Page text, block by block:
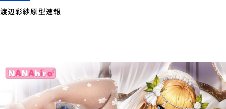
渡辺彩紗原型速報